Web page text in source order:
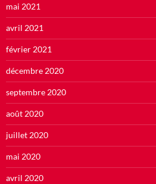
mai 2021
avril 2021
février 2021
décembre 2020
septembre 2020
août 2020
juillet 2020
mai 2020
avril 2020